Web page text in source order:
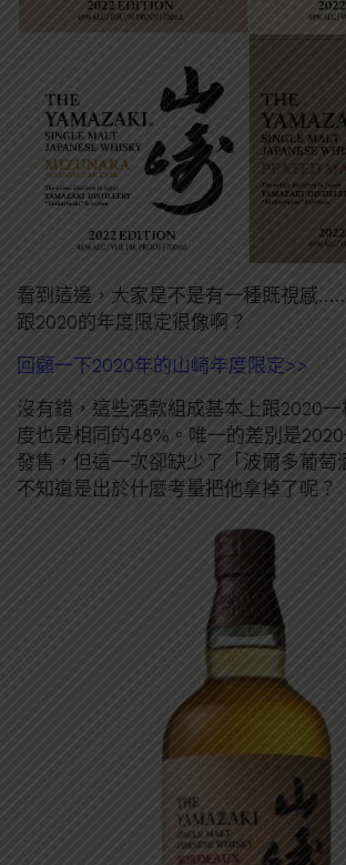
看到這邊，大家是不是有一種既視感
跟2020的年度限定很像啊？
回顧一下2020年的山崎年度限定>>
沒有錯，這些酒款組成基本上跟2020
度也是相同的48%。唯一的差別是
發售，但這一次卻缺少了「波爾多葡萄
不知道是出於什麼考量把他拿掉了呢？